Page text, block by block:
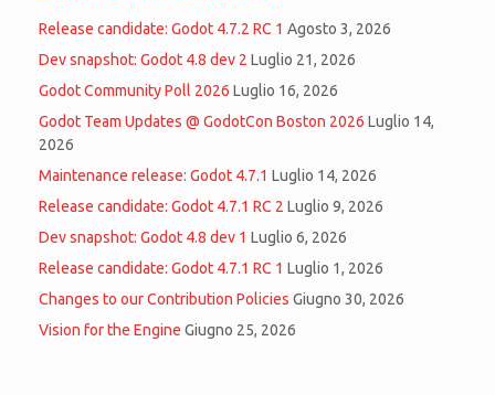
Release candidate: Godot 4.7.2 RC 1 Agosto 3, 2026
Dev snapshot: Godot 4.8 dev 2 Luglio 21, 2026
Godot Community Poll 2026 Luglio 16, 2026
Godot Team Updates @ GodotCon Boston 2026 Luglio 14,
2026
Maintenance release: Godot 4.7.1 Luglio 14, 2026
Release candidate: Godot 4.7.1 RC 2 Luglio 9, 2026
Dev snapshot: Godot 4.8 dev 1 Luglio 6, 2026
Release candidate: Godot 4.7.1 RC 1 Luglio 1, 2026
Changes to our Contribution Policies Giugno 30, 2026
Vision for the Engine Giugno 25, 2026